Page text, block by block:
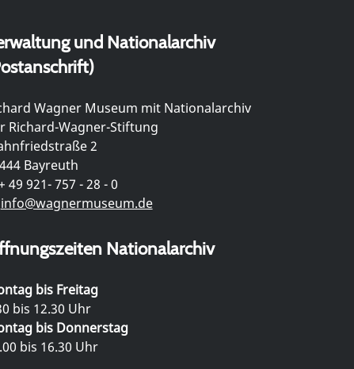
und Nationalarchiv
Wagner Museum mit Nationalarchiv
Richard-Wagner-Stiftung
2
Bayreuth
49 921- 757 - 28 - 0
info@wagnermuseum.de
Nationalarchiv
bis Freitag
bis 12.30 Uhr
bis Donnerstag
bis 16.30 Uhr